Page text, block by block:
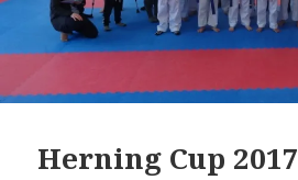
Herning Cup 2017